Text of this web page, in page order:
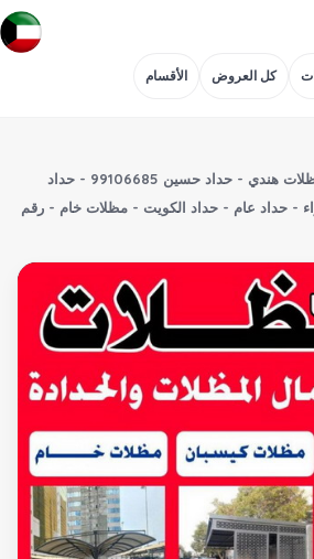
كل العروض الأقسام
حداد هندي رخيص - حداد مظلات هندي - حداد حسين 99106685 - حداد
- حداد عام - حداد الكويت - مظلات خام - رقم